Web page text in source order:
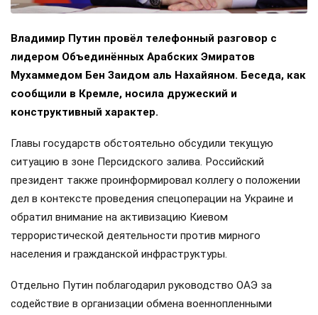
Владимир Путин провёл телефонный разговор с
лидером Объединённых Арабских Эмиратов
Мухаммедом Бен Заидом аль Нахайяном. Беседа, как
сообщили в Кремле, носила дружеский и
конструктивный характер.
Главы государств обстоятельно обсудили текущую
ситуацию в зоне Персидского залива. Российский
президент также проинформировал коллегу о положении
дел в контексте проведения спецоперации на Украине и
обратил внимание на активизацию Киевом
террористической деятельности против мирного
населения и гражданской инфраструктуры.
Отдельно Путин поблагодарил руководство ОАЭ за
содействие в организации обмена военнопленными